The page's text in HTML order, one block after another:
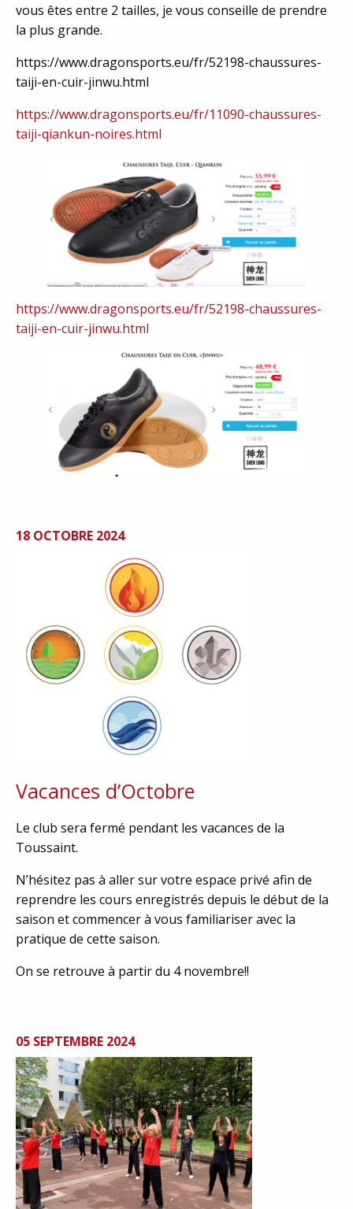
vous êtes entre 2 tailles, je vous conseille de prendre
la plus grande.
https://www.dragonsports.eu/fr/52198-chaussures-
taiji-en-cuir-jinwu.html
https://www.dragonsports.eu/fr/11090-chaussures-
taiji-qiankun-noires.html
https://www.dragonsports.eu/fr/52198-chaussures-
taiji-en-cuir-jinwu.html
18 OCTOBRE 2024
Vacances d’Octobre
Le club sera fermé pendant les vacances de la
Toussaint.
N’hésitez pas à aller sur votre espace privé afin de
reprendre les cours enregistrés depuis le début de la
saison et commencer à vous familiariser avec la
pratique de cette saison.
On se retrouve à partir du 4 novembre!!
05 SEPTEMBRE 2024